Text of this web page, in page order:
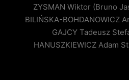
ZYSMAN Wiktor (Bruno
BILIŃSKA-BOHDANOWICZ
GAJCY Tadeusz
HANUSZKIEWICZ Adam